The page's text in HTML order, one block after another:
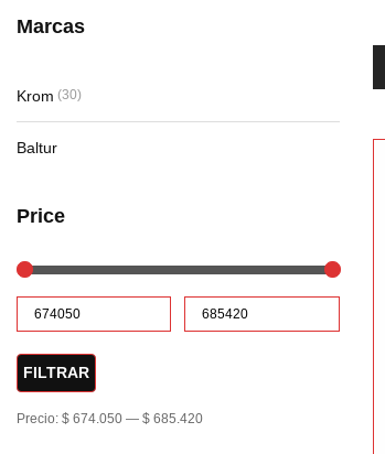
Marcas
Krom (30)
Baltur
Price
FILTRAR
Precio: $ 674.050 — $ 685.420